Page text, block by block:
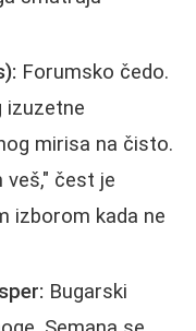
Forumsko čedo.
izuzetne
mirisa na čisto.
veš," čest je
izborom kada ne
Bugarski